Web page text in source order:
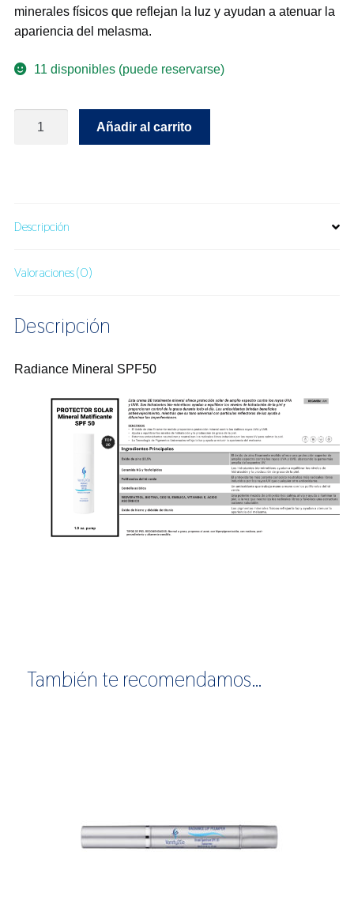
minerales físicos que reflejan la luz y ayudan a atenuar la
apariencia del melasma.
11 disponibles (puede reservarse)
Radiance
Añadir al carrito
Descripción
Valoraciones (0)
Descripción
Radiance Mineral SPF50
También te recomendamos…